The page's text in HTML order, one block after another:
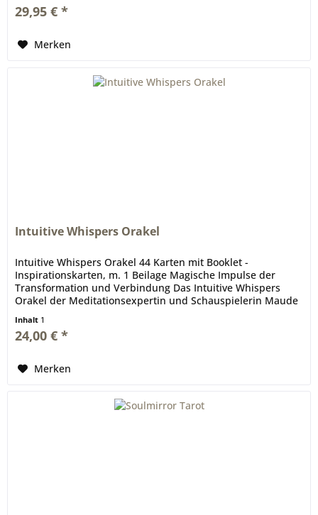
29,95 € *
Merken
Intuitive Whispers Orakel
Intuitive Whispers Orakel 44 Karten mit Booklet -
Inspirationskarten, m. 1 Beilage Magische Impulse der
Transformation und Verbindung Das Intuitive Whispers
Orakel der Meditationsexpertin und Schauspielerin Maude
Inhalt 1
24,00 € *
Merken